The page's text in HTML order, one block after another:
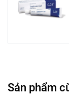
Sản phẩm